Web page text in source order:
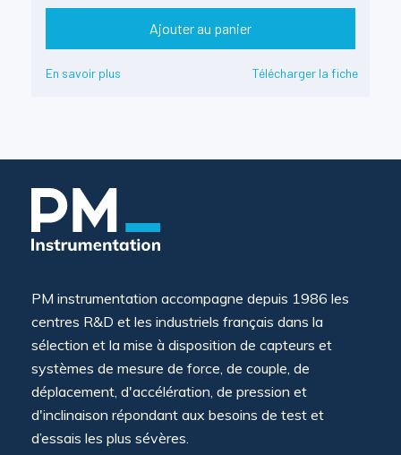
Ajouter au panier
En savoir plus Télécharger la fiche
PM instrumentation accompagne depuis 1986 les
centres R&D et les industriels français dans la
sélection et la mise à disposition de capteurs et
systèmes de mesure de force, de couple, de
déplacement, d'accélération, de pression et
d'inclinaison répondant aux besoins de test et
d’essais les plus sévères.